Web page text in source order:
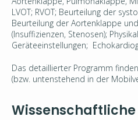
LVOT; RVOT; Beurteilung der
Beurteilung der Aortenklappe
(Insuffizienzen, Stenosen);
Geräteeinstellungen;
Das detaillierter Programm
(bzw. untenstehend in der
Wissenschaftliche